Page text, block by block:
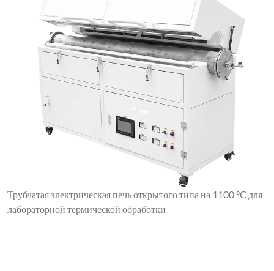
Трубчатая электрическая печь открытого типа на 1100 °C для
лабораторной термической обработки